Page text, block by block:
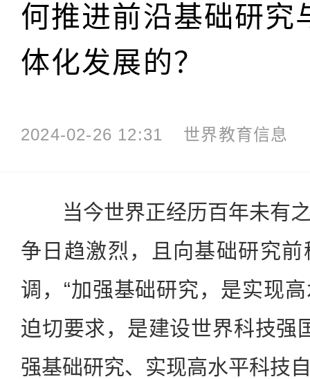
何推进前沿基础研究
体化发展的？
2024-02-26 12:31 世界教育信息
当今世界正经历百年未有之
争日趋激烈，且向基础研究
调，“加强基础研究，是实现
迫切要求，是建设世界科技强
强基础研究、实现高水平科技